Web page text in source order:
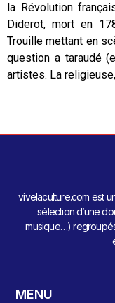
la Révolution
Diderot, mort en
Trouille mettant en
question a taraudé
artistes. La
vivelaculture.com est
sélection d’une
musique…) regroupés
MENU